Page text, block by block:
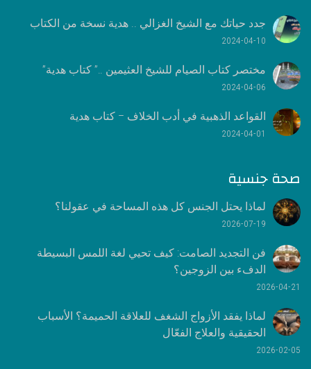
جدد حياتك مع الشيخ الغزالي .. هدية نسخة من الكتاب
2024-04-10
مختصر كتاب الصيام للشيخ العثيمين ..” كتاب هدية”
2024-04-06
القواعد الذهبية في أدب الخلاف – كتاب هدية
2024-04-01
صحة جنسية
لماذا يحتل الجنس كل هذه المساحة في عقولنا؟
2026-07-19
فن التجديد الصامت: كيف تحيي لغة اللمس البسيطة
الدفء بين الزوجين؟
2026-04-21
لماذا يفقد الأزواج الشغف للعلاقة الحميمة؟ الأسباب
الحقيقية والعلاج الفعّال
2026-02-05